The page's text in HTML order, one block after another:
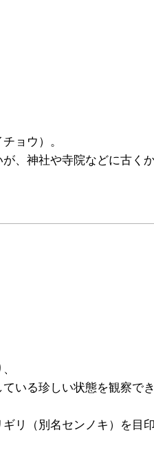
ョウ）。
、神社や寺院などに古く
いる珍しい状態を観察で
リ（別名センノキ）を目